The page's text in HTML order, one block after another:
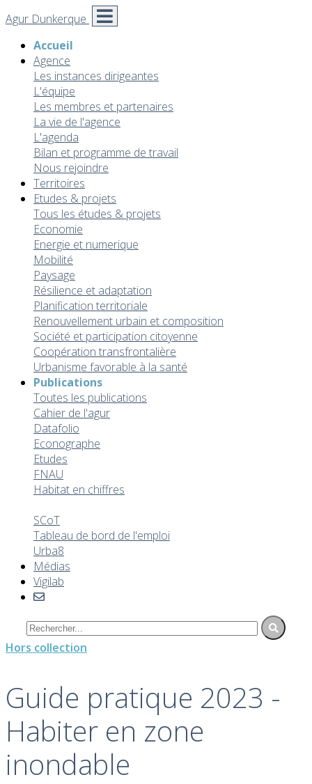
Agur Dunkerque
Accueil
Agence
Les instances dirigeantes
L'équipe
Les membres et partenaires
La vie de l'agence
L'agenda
Bilan et programme de travail
Nous rejoindre
Territoires
Etudes & projets
Tous les études & projets
Economie
Energie et numerique
Mobilité
Paysage
Résilience et adaptation
Planification territoriale
Renouvellement urbain et composition
Société et participation citoyenne
Coopération transfrontalière
Urbanisme favorable à la santé
Publications
Toutes les publications
Cahier de l'agur
Datafolio
Econographe
Etudes
FNAU
Habitat en chiffres
SCoT
Tableau de bord de l'emploi
Urba8
Médias
Vigilab
Hors collection
Guide pratique 2023 -
Habiter en zone
inondable